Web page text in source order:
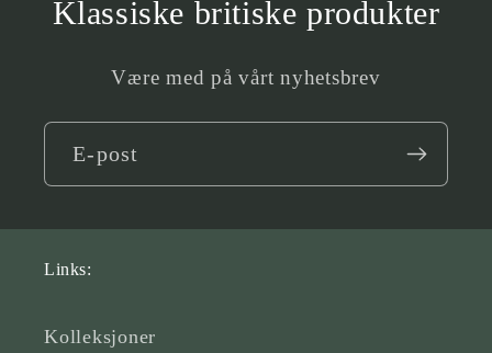
Klassiske britiske produkter
Være med på vårt nyhetsbrev
E-post
Links:
Kolleksjoner